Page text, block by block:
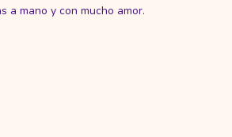
a mano y con mucho amor.